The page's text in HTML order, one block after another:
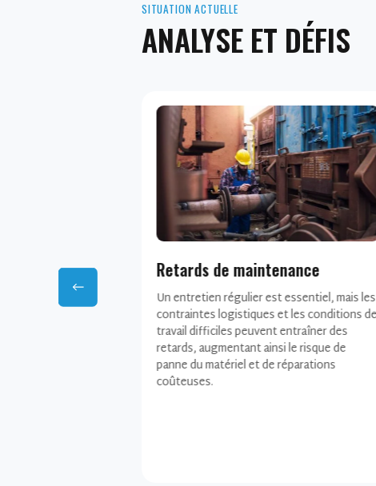
SITUATION ACTUELLE
ANALYSE ET DÉFIS
essentiel, mais les
Vol de biens et utilisation non
autorisée
Les déplacements non autorisés d'actifs et
les vols demeurent des risques majeurs
dans les opérations minières. Sans visibilité
ni contrôle en temps réel, des équipements
de grande valeur peuvent être utilisés à